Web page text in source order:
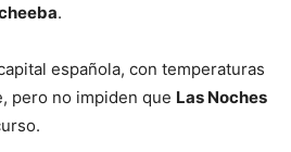
.
española, con temperaturas
pero no impiden que Las Noches